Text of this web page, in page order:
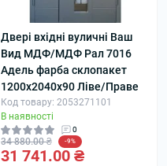
Двері вхідні вуличні Ваш
Вид МДФ/МДФ Рал 7016
Адель фарба склопакет
1200х2040х90 Ліве/Праве
Код товару: 2053271101
В наявності
0
34 880.00 ₴ -9%
31 741.00 ₴